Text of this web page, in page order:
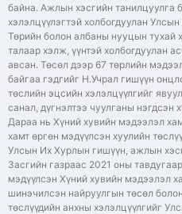
байна. Ажлын хэсгийн танилцуулга
хэлэлцүүлэгтэй холбогдуулан
Төрийн болон албаны нууцын тухай
талаар хэлж, үүнтэй холбогдуулан
авсан. Төсөл дээр 67 төрлийн
байгаа гэдгийг Н.Учрал гишүүн
төслийн эцсийн хэлэлцүүлгийг
санал, дүгнэлтээ чуулганы нэгдсэн
Дараа нь Хүний хувийн мэдээлэл
хамт өргөн мэдүүлсэн хуулийн
Улсын Их Хурлын гишүүн, ажлын
Засгийн газраас 2021 оны
мэдүүлсэн Хүний хувийн мэдээлэл
шинэчилсэн найруулгын төсөл
төслүүдийн анхны хэлэлцүүлгийг